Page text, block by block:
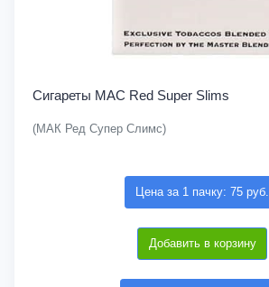
Сигареты MAC Red Super Slims
(МАК Ред Супер Слимс)
Цена за 1 пачку: 75 руб.
Добавить в корзину